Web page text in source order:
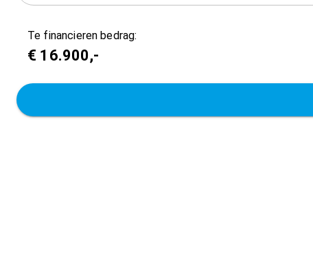
Te financieren bedrag:
€ 16.900,-